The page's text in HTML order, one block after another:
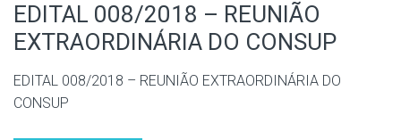
EDITAL 008/2018 – REUNIÃO
EXTRAORDINÁRIA DO CONSUP
EDITAL 008/2018 – REUNIÃO EXTRAORDINÁRIA DO
CONSUP